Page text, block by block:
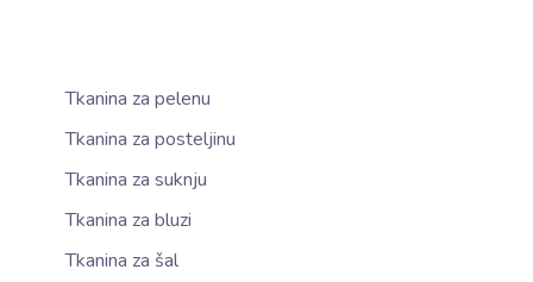
Tkanina za pelenu
Tkanina za posteljinu
Tkanina za suknju
Tkanina za bluzi
Tkanina za šal